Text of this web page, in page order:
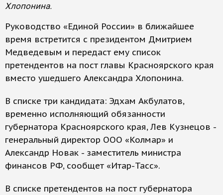
Хлопонина.
Руководство «Единой России» в ближайшее
время встретится с президентом Дмитрием
Медведевым и передаст ему список
претендентов на пост главы Красноярского края
вместо ушедшего Александра Хлопонина.
В списке три кандидата: Эдхам Акбулатов,
временно исполняющий обязанности
губернатора Красноярского края, Лев Кузнецов -
генеральный директор ООО «Колмар» и
Александр Новак - заместитель министра
финансов РФ, сообщет «Итар-Тасс».
В списке претендентов на пост губернатора